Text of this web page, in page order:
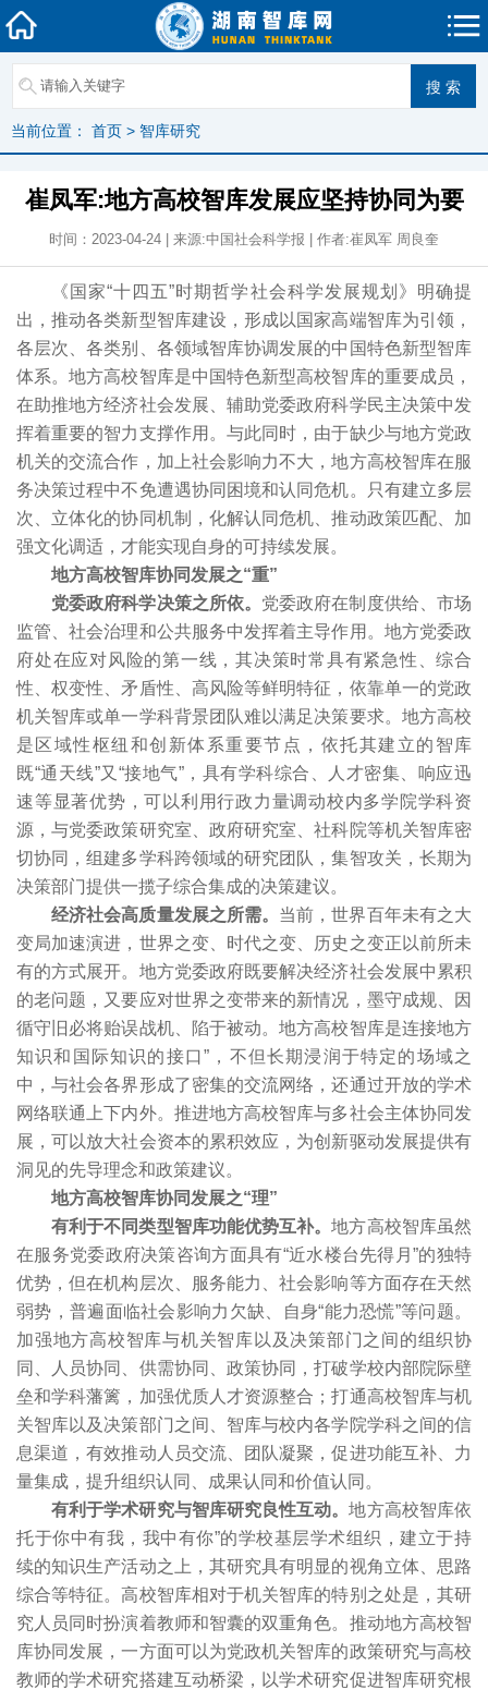
当前位置： 首页 > 智库研究
崔凤军:地方高校智库发展应坚持协同为要
时间：2023-04-24 | 来源:中国社会科学报 | 作者:崔凤军 周良奎
《国家“十四五”时期哲学社会科学发展规划》明确提
出，推动各类新型智库建设，形成以国家高端智库为引领，
各层次、各类别、各领域智库协调发展的中国特色新型智库
体系。地方高校智库是中国特色新型高校智库的重要成员，
在助推地方经济社会发展、辅助党委政府科学民主决策中发
挥着重要的智力支撑作用。与此同时，由于缺少与地方党政
机关的交流合作，加上社会影响力不大，地方高校智库在服
务决策过程中不免遭遇协同困境和认同危机。只有建立多层
次、立体化的协同机制，化解认同危机、推动政策匹配、加
强文化调适，才能实现自身的可持续发展。
地方高校智库协同发展之“重”
党委政府科学决策之所依。 党委政府在制度供给、市场
监管、社会治理和公共服务中发挥着主导作用。地方党委政
府处在应对风险的第一线，其决策时常具有紧急性、综合
性、权变性、矛盾性、高风险等鲜明特征，依靠单一的党政
机关智库或单一学科背景团队难以满足决策要求。地方高校
是区域性枢纽和创新体系重要节点，依托其建立的智库
既“通天线”又“接地气”，具有学科综合、人才密集、响应迅
速等显著优势，可以利用行政力量调动校内多学院学科资
源，与党委政策研究室、政府研究室、社科院等机关智库密
切协同，组建多学科跨领域的研究团队，集智攻关，长期为
决策部门提供一揽子综合集成的决策建议。
经济社会高质量发展之所需。 当前，世界百年未有之大
变局加速演进，世界之变、时代之变、历史之变正以前所未
有的方式展开。地方党委政府既要解决经济社会发展中累积
的老问题，又要应对世界之变带来的新情况，墨守成规、因
循守旧必将贻误战机、陷于被动。地方高校智库是连接地方
知识和国际知识的接口”，不但长期浸润于特定的场域之
中，与社会各界形成了密集的交流网络，还通过开放的学术
网络联通上下内外。推进地方高校智库与多社会主体协同发
展，可以放大社会资本的累积效应，为创新驱动发展提供有
洞见的先导理念和政策建议。
地方高校智库协同发展之“理”
有利于不同类型智库功能优势互补。地方高校智库虽然
在服务党委政府决策咨询方面具有“近水楼台先得月”的独特
优势，但在机构层次、服务能力、社会影响等方面存在天然
弱势，普遍面临社会影响力欠缺、自身“能力恐慌”等问题。
加强地方高校智库与机关智库以及决策部门之间的组织协
同、人员协同、供需协同、政策协同，打破学校内部院际壁
垒和学科藩篱，加强优质人才资源整合；打通高校智库与机
关智库以及决策部门之间、智库与校内各学院学科之间的信
息渠道，有效推动人员交流、团队凝聚，促进功能互补、力
量集成，提升组织认同、成果认同和价值认同。
有利于学术研究与智库研究良性互动。地方高校智库依
托于你中有我，我中有你”的学校基层学术组织，建立于持
续的知识生产活动之上，其研究具有明显的视角立体、思路
综合等特征。高校智库相对于机关智库的特别之处是，其研
究人员同时扮演着教师和智囊的双重角色。推动地方高校智
库协同发展，一方面可以为党政机关智库的政策研究与高校
教师的学术研究搭建互动桥梁，以学术研究促进智库研究根